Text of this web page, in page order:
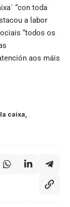
“con toda
a labor
“todos os
aos máis
la caixa